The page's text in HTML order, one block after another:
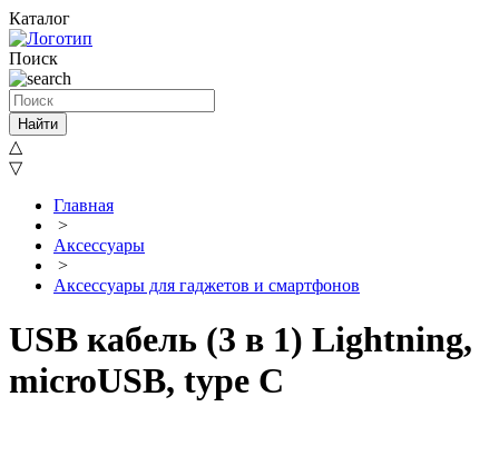
Каталог
Поиск
Найти
△
▽
Главная
>
Аксессуары
>
Aксессуары для гаджетов и смартфонов
USB кабель (3 в 1) Lightning,
microUSB, type C